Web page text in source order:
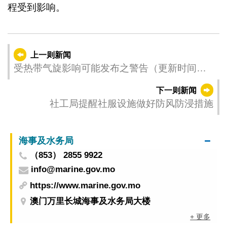
程受到影响。
上一则新闻
受热带气旋影响可能发布之警告（更新时间：
下一则新闻
社工局提醒社服设施做好防风防浸措施
海事及水务局
（853） 2855 9922
info@marine.gov.mo
https://www.marine.gov.mo
澳门万里长城海事及水务局大楼
+ 更多